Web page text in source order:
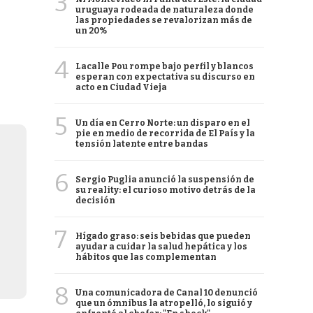
uruguaya rodeada de naturaleza donde
las propiedades se revalorizan más de
un 20%
4
Lacalle Pou rompe bajo perfil y blancos
esperan con expectativa su discurso en
acto en Ciudad Vieja
5
Un día en Cerro Norte: un disparo en el
pie en medio de recorrida de El País y la
tensión latente entre bandas
6
Sergio Puglia anunció la suspensión de
su reality: el curioso motivo detrás de la
decisión
7
Hígado graso: seis bebidas que pueden
ayudar a cuidar la salud hepática y los
hábitos que las complementan
8
Una comunicadora de Canal 10 denunció
que un ómnibus la atropelló, lo siguió y